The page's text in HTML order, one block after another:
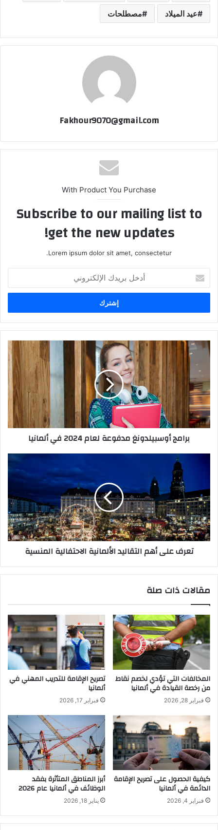
عيد الميلاد مصطلحات
Fakhour9070@gmail.com
With Product You Purchase
Subscribe to our mailing list to
get the new updates!
Lorem ipsum dolor sit amet, consectetur.
بريدك
الإلكتروني
برامج
أوسبيلدونغ
مدفوعة
2024
في
ألمانيا
برامج أوسبيلدونغ مدفوعة لعام 2024 في ألمانيا
التقاليد
الألمانية
الاحتفالية
المنسية
تعرف على أهم التقاليد الألمانية الاحتفالية المنسية
مقالات ذات صلة
المخالفات التي تؤدي لخصم نقاط
من رخصة القيادة في ألمانيا
فبراير 28, 2026
تصريح الإقامة للتدريب المهني في
ألمانيا
فبراير 17, 2026
كيفية الحصول على تصريح الإقامة
الدائمة في ألمانيا
فبراير 4, 2026
أبرز المناطق المتأثرة بفقد
الوظائف في ألمانيا عام 2026
يناير 18, 2026